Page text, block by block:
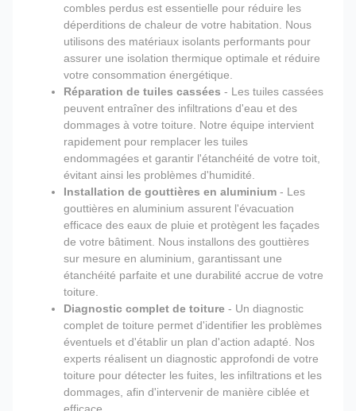
combles perdus est essentielle pour réduire les
déperditions de chaleur de votre habitation. Nous
utilisons des matériaux isolants performants pour
assurer une isolation thermique optimale et réduire
votre consommation énergétique.
Réparation de tuiles cassées - Les tuiles cassées
peuvent entraîner des infiltrations d'eau et des
dommages à votre toiture. Notre équipe intervient
rapidement pour remplacer les tuiles
endommagées et garantir l'étanchéité de votre toit,
évitant ainsi les problèmes d'humidité.
Installation de gouttières en aluminium - Les
gouttières en aluminium assurent l'évacuation
efficace des eaux de pluie et protègent les façades
de votre bâtiment. Nous installons des gouttières
sur mesure en aluminium, garantissant une
étanchéité parfaite et une durabilité accrue de votre
toiture.
Diagnostic complet de toiture - Un diagnostic
complet de toiture permet d'identifier les problèmes
éventuels et d'établir un plan d'action adapté. Nos
experts réalisent un diagnostic approfondi de votre
toiture pour détecter les fuites, les infiltrations et les
dommages, afin d'intervenir de manière ciblée et